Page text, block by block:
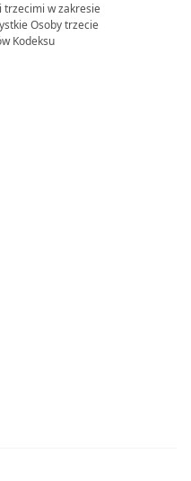
trzecimi w zakresie
Osoby trzecie
Kodeksu